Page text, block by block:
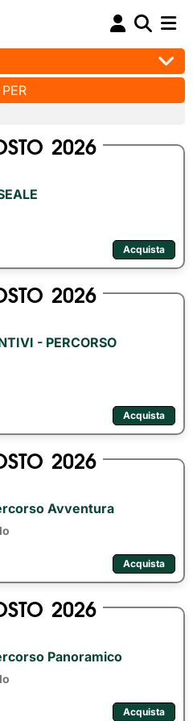
2026
Acquista
2026
- PERCORSO
Acquista
2026
Avventura
Acquista
2026
Panoramico
Acquista